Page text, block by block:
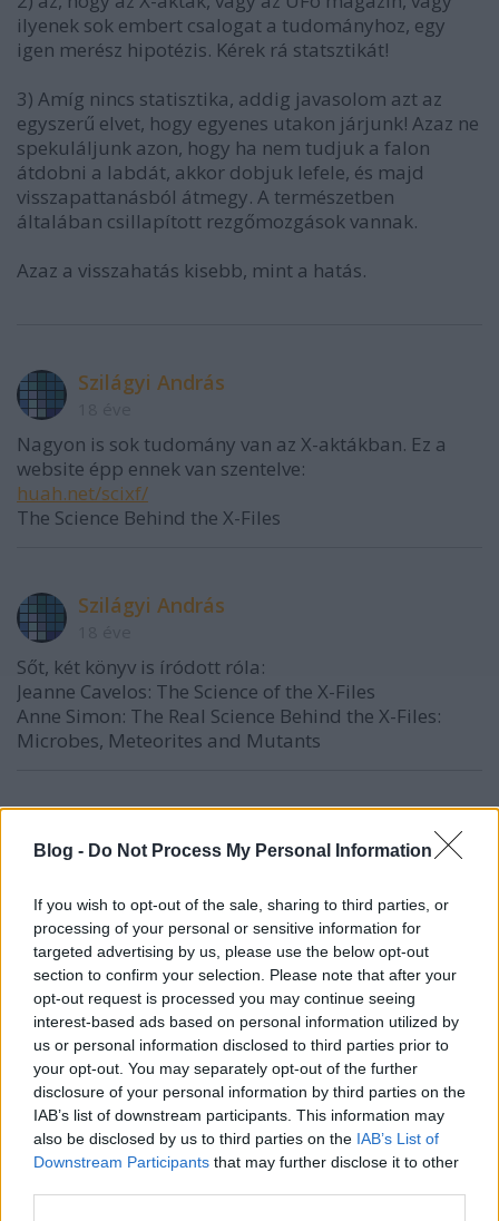
Blog - Do Not Process My Personal Information
If you wish to opt-out of the sale, sharing to third parties, or
processing of your personal or sensitive information for
targeted advertising by us, please use the below opt-out
section to confirm your selection. Please note that after your
opt-out request is processed you may continue seeing
interest-based ads based on personal information utilized by
us or personal information disclosed to third parties prior to
your opt-out. You may separately opt-out of the further
disclosure of your personal information by third parties on the
IAB’s list of downstream participants. This information may
also be disclosed by us to third parties on the IAB’s List of
Downstream Participants that may further disclose it to other
ilyenek sok embert csalogat a tudományhoz, egy
igen merész hipotézis. Kérek rá statsztikát!
3) Amíg nincs statisztika, addig javasolom azt az
egyszerű elvet, hogy egyenes utakon járjunk! Azaz ne
spekuláljunk azon, hogy ha nem tudjuk a falon
átdobni a labdát, akkor dobjuk lefele, és majd
visszapattanásból átmegy. A természetben
általában csillapított rezgőmozgások vannak.
Azaz a visszahatás kisebb, mint a hatás.
Szilágyi András
Nagyon is sok tudomány van az X-aktákban. Ez a
website épp ennek van szentelve:
huah.net/scixf/
The Science Behind the X-Files
Szilágyi András
Sőt, két könyv is íródott róla:
Jeanne Cavelos: The Science of the X-Files
Anne Simon: The Real Science Behind the X-Files:
Microbes, Meteorites and Mutants
18 éve
Maguk a jelenségek:
Az X-aktákban szereplő jelenségek, mint jelenségek
sci-fi sztandardok.
Asimov Alapítványában is vannak pszionikus
mutánsok, a pszí jelenségek megjelennek Philip K.
Dick-nél (bár ő egy külön eset, hogy sci-fi-e), Fred
Pohl hícsí történeteiben egy egykor itt járt idegen
civilizáció nyomaira bukkannak, Arthur C Clarke-tól
a Gyermekkor vége gyakorlatilag az indigó
jelenségről szól (illetve fordítva, ő lehetett az ihlető),